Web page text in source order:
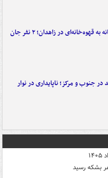
حمله مسلحانه به قهوه‌خانه‌ای در زاهدان؛ ۲ نفر جان
جنوب و مرکز؛ ناپایداری در نوار